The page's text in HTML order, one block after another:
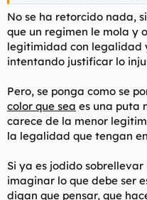
No se ha retorcido nada,
que un regimen le mola y
legitimidad con legalidad
intentando justificar lo
Pero, se ponga como se
color que sea es una puta
carece de la menor
la legalidad que tengan
Si ya es jodido
imaginar lo que debe ser
digan que pensar, que